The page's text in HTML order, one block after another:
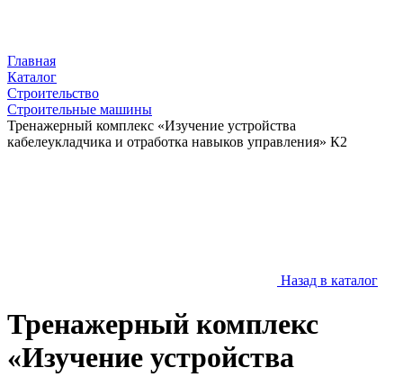
Главная
Каталог
Строительство
Строительные машины
Тренажерный комплекс «Изучение устройства
кабелеукладчика и отработка навыков управления» К2
Назад в каталог
Тренажерный комплекс
«Изучение устройства